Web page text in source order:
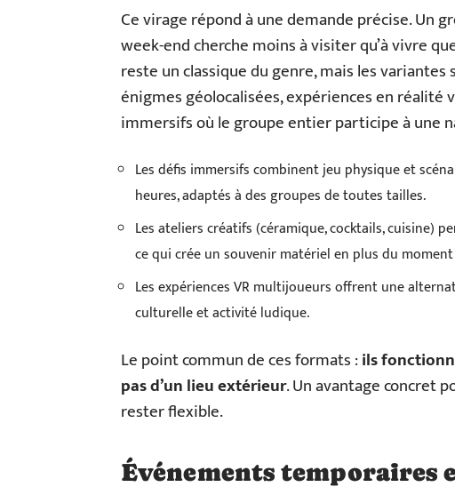
Ce virage répond à une demande précise. Un
week-end cherche moins à visiter qu’à vivre
reste un classique du genre, mais les
énigmes géolocalisées, expériences en
immersifs où le groupe entier participe à une
Les défis immersifs combinent jeu physique et
heures, adaptés à des groupes de toutes tailles.
Les ateliers créatifs (céramique, cocktails, cuisine)
ce qui crée un souvenir matériel en plus du
Les expériences VR multijoueurs offrent une
culturelle et activité ludique.
Le point commun de ces formats :ils
pas d’un lieu extérieur. Un avantage concret
rester flexible.
Événements temporaires